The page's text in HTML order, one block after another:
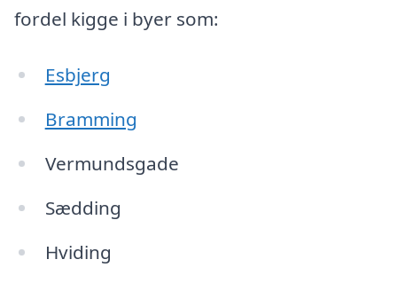
fordel kigge i byer som:
Esbjerg
Bramming
Vermundsgade
Sædding
Hviding